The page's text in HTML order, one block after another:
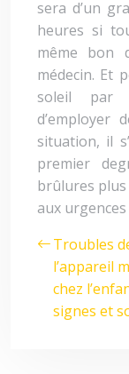
sera d’un
heures si
même bon
médecin. Et
soleil par
d’employer
situation, il
premier
brûlures
aux
Troubles
l’appareil
chez
signes et